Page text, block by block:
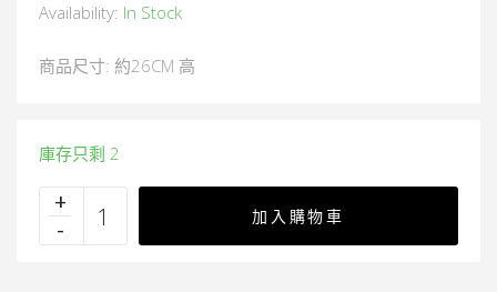
Availability: In Stock
商品尺寸: 約26CM 高
庫存只剩 2
加入購物車